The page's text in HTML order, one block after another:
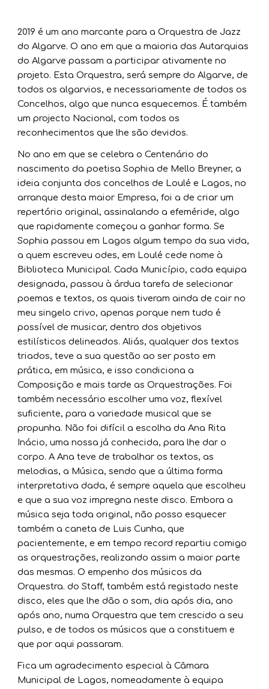
2019 é um ano marcante para a Orquestra de Jazz
do Algarve. O ano em que a maioria das Autarquias
do Algarve passam a participar ativamente no
projeto. Esta Orquestra, será sempre do Algarve, de
todos os algarvios, e necessariamente de todos os
Concelhos, algo que nunca esquecemos. É também
um projecto Nacional, com todos os
reconhecimentos que lhe são devidos.
No ano em que se celebra o Centenário do
nascimento da poetisa Sophia de Mello Breyner, a
ideia conjunta dos concelhos de Loulé e Lagos, no
arranque desta maior Empresa, foi a de criar um
repertório original, assinalando a efeméride, algo
que rapidamente começou a ganhar forma. Se
Sophia passou em Lagos algum tempo da sua vida,
a quem escreveu odes, em Loulé cede nome à
Biblioteca Municipal. Cada Município, cada equipa
designada, passou à árdua tarefa de selecionar
poemas e textos, os quais tiveram ainda de cair no
meu singelo crivo, apenas porque nem tudo é
possível de musicar, dentro dos objetivos
estilísticos delineados. Aliás, qualquer dos textos
triados, teve a sua questão ao ser posto em
prática, em música, e isso condiciona a
Composição e mais tarde as Orquestrações. Foi
também necessário escolher uma voz, flexível
suficiente, para a variedade musical que se
propunha. Não foi difícil a escolha da Ana Rita
Inácio, uma nossa já conhecida, para lhe dar o
corpo. A Ana teve de trabalhar os textos, as
melodias, a Música, sendo que a última forma
interpretativa dada, é sempre aquela que escolheu
e que a sua voz impregna neste disco. Embora a
música seja toda original, não posso esquecer
também a caneta de Luis Cunha, que
pacientemente, e em tempo record repartiu comigo
as orquestrações, realizando assim a maior parte
das mesmas. O empenho dos músicos da
Orquestra. do Staff, também está registado neste
disco, eles que lhe dão o som, dia após dia, ano
após ano, numa Orquestra que tem crescido a seu
pulso, e de todos os músicos que a constituem e
que por aqui passaram.
Fica um agradecimento especial à Câmara
Municipal de Lagos, nomeadamente à equipa